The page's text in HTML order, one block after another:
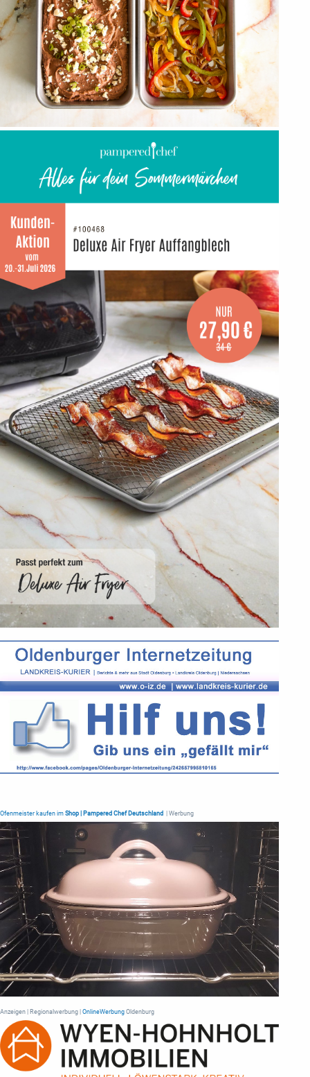
Ofenmeister kaufen im Shop | Pampered Chef Deutschland | Werbung
Anzeigen | Regionalwerbung | OnlineWerbung Oldenburg